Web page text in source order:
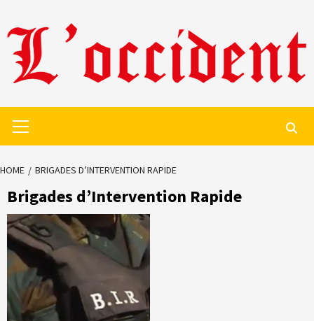
to
content
Menu
HOME BRIGADES D’INTERVENTION RAPIDE
Brigades d’Intervention Rapide